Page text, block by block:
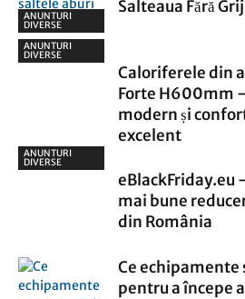
ANUNTURI
DIVERSE
Salteaua Fără
ANUNTURI
DIVERSE
Caloriferele din
Forte H600mm
modern și
excelent
ANUNTURI
DIVERSE
eBlackFriday.eu
mai bune
din România
Ce echipamente
pentru a începe